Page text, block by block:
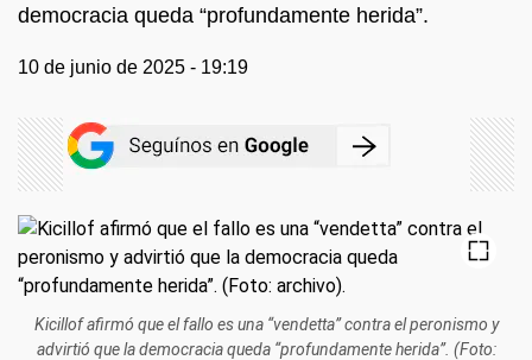
democracia queda “profundamente herida”.
10 de junio de 2025 - 19:19
Kicillof afirmó que el fallo es una “vendetta” contra el peronismo y
advirtió que la democracia queda “profundamente herida”. (Foto: